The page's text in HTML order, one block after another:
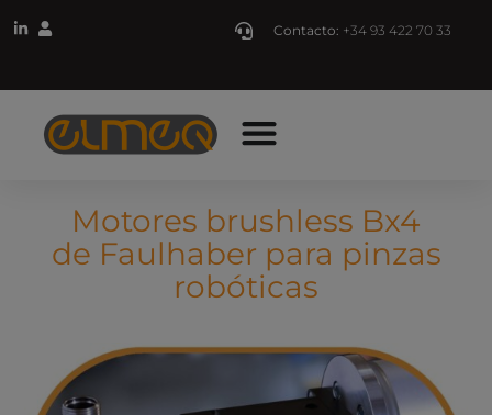
Contacto: +34 93 422 70 33
Motores brushless Bx4
de Faulhaber para pinzas
robóticas